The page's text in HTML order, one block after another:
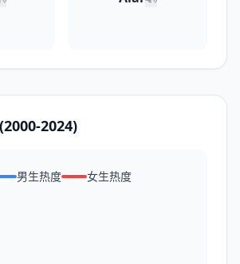
2024)
男生热度 女生热度